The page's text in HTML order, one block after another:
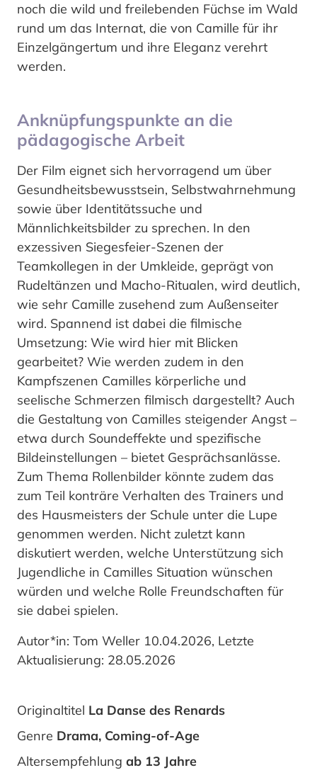
noch die wild und freilebenden Füchse im Wald
rund um das Internat, die von Camille für ihr
Einzelgängertum und ihre Eleganz verehrt
werden.
Anknüpfungspunkte an die
pädagogische Arbeit
Der Film eignet sich hervorragend um über
Gesundheitsbewusstsein, Selbstwahrnehmung
sowie über Identitätssuche und
Männlichkeitsbilder zu sprechen. In den
exzessiven Siegesfeier-Szenen der
Teamkollegen in der Umkleide, geprägt von
Rudeltänzen und Macho-Ritualen, wird deutlich,
wie sehr Camille zusehend zum Außenseiter
wird. Spannend ist dabei die filmische
Umsetzung: Wie wird hier mit Blicken
gearbeitet? Wie werden zudem in den
Kampfszenen Camilles körperliche und
seelische Schmerzen filmisch dargestellt? Auch
die Gestaltung von Camilles steigender Angst –
etwa durch Soundeffekte und spezifische
Bildeinstellungen – bietet Gesprächsanlässe.
Zum Thema Rollenbilder könnte zudem das
zum Teil konträre Verhalten des Trainers und
des Hausmeisters der Schule unter die Lupe
genommen werden. Nicht zuletzt kann
diskutiert werden, welche Unterstützung sich
Jugendliche in Camilles Situation wünschen
würden und welche Rolle Freundschaften für
sie dabei spielen.
Autor*in: Tom Weller 10.04.2026, Letzte
Aktualisierung: 28.05.2026
Originaltitel La Danse des Renards
Genre Drama, Coming-of-Age
Altersempfehlung ab 13 Jahre